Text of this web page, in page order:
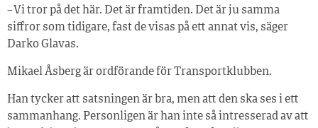
– Vi tror på det här. Det är framtiden. Det är ju samma
siffror som tidigare, fast de visas på ett annat vis, säger
Darko Glavas.
Mikael Åsberg är ordförande för Transportklubben.
Han tycker att satsningen är bra, men att den ska ses i ett
sammanhang. Personligen är han inte så intresserad av att